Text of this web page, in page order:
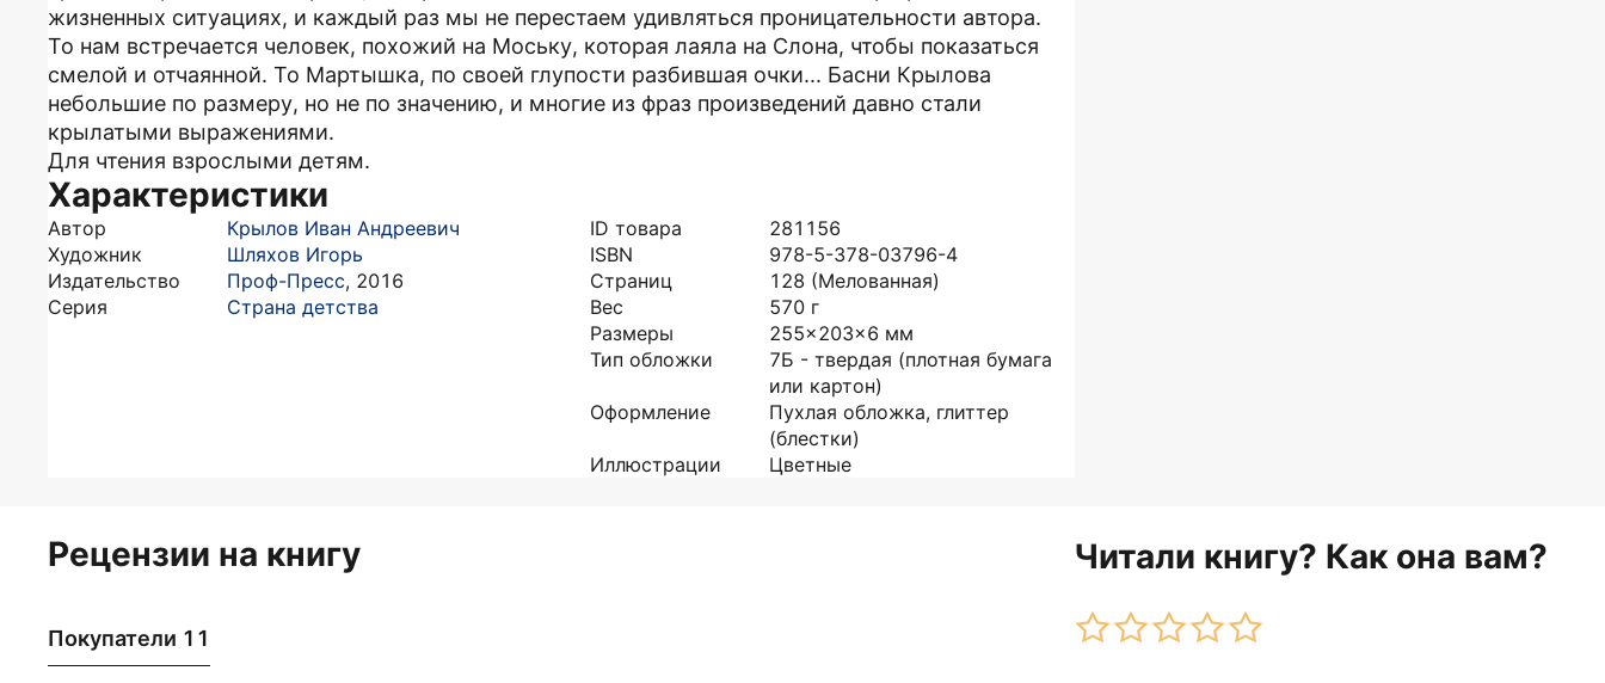
жизненных ситуациях, и каждый раз мы не перестаем удивляться проницательности автора.
То нам встречается человек, похожий на Моську, которая лаяла на Слона, чтобы показаться
смелой и отчаянной. То Мартышка, по своей глупости разбившая очки... Басни Крылова
небольшие по размеру, но не по значению, и многие из фраз произведений давно стали
крылатыми выражениями.
Для чтения взрослыми детям.
Характеристики
Автор
Крылов Иван Андреевич
Художник
Шляхов Игорь
Издательство
Проф-Пресс, 2016
Серия
Страна детства
ID товара
281156
ISBN
978-5-378-03796-4
Страниц
128 (Мелованная)
Вес
570 г
Размеры
255x203x6 мм
Тип обложки
7Б - твердая (плотная бумага
или картон)
Оформление
Пухлая обложка, глиттер
(блестки)
Иллюстрации
Цветные
Рецензии на книгу Читали книгу? Как она вам?
Покупатели 11